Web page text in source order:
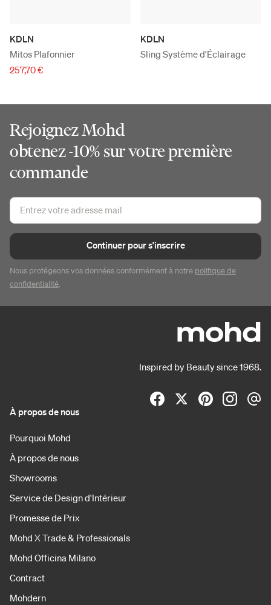
KDLN
Mitos Plafonnier
257,70 €
KDLN
Sling Système d'Éclairage
Rejoignez Mohd
obtenez -10% sur votre première
commande
Continuer pour s'inscrire
Nous protégeons vos données conformément à notre politique de
confidentialité.
Inspired by Beauty since 1968.
À propos de nous
Pourquoi Mohd
À propos de nous
Showrooms
Service de Design d'Intérieur
Promesse de Prix
Mohd X Trade & Professionals
Mohd Officina Milano
Contract
Mohdern